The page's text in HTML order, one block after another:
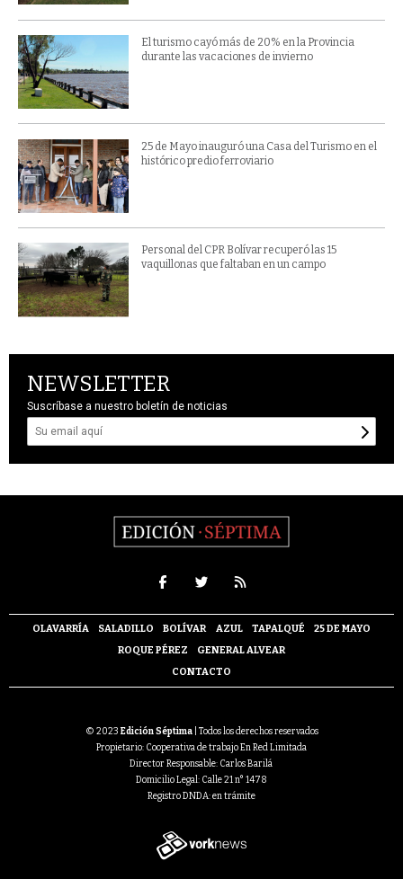
El turismo cayó más de 20% en la Provincia
durante las vacaciones de invierno
25 de Mayo inauguró una Casa del Turismo en el
histórico predio ferroviario
Personal del CPR Bolívar recuperó las 15
vaquillonas que faltaban en un campo
NEWSLETTER
Suscríbase a nuestro boletín de noticias
OLAVARRÍA SALADILLO BOLÍVAR AZUL TAPALQUÉ
25 DE MAYO
ROQUE PÉREZ
GENERAL ALVEAR
CONTACTO
© 2023 Edición Séptima| Todos los derechos reservados
Propietario: Cooperativa de trabajo En Red Limitada
Director Responsable: Carlos Barilá
Domicilio Legal: Calle 21 n° 1478
Registro DNDA: en trámite